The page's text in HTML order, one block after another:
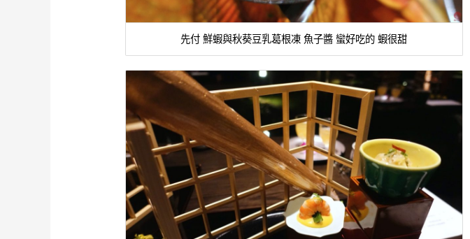
先付 鮮蝦與秋葵豆乳葛根凍 魚子醬 蠻好吃的 蝦很甜